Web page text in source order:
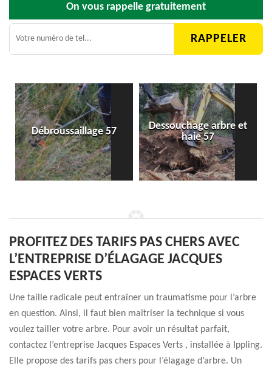
On vous rappelle gratuitement
Débroussaillage 57
Dessouchage arbre et
haie 57
PROFITEZ DES TARIFS PAS CHERS AVEC
L’ENTREPRISE D’ÉLAGAGE JACQUES
ESPACES VERTS
Une taille radicale peut entraîner un traumatisme pour l’arbre
en question. Ainsi, il faut bien maîtriser la technique si vous
voulez tailler votre arbre. Pour avoir un résultat parfait,
contactez l’entreprise Jacques Espaces Verts , installée à Ippling.
Elle propose des tarifs pas chers pour l’élagage d’arbre. Un